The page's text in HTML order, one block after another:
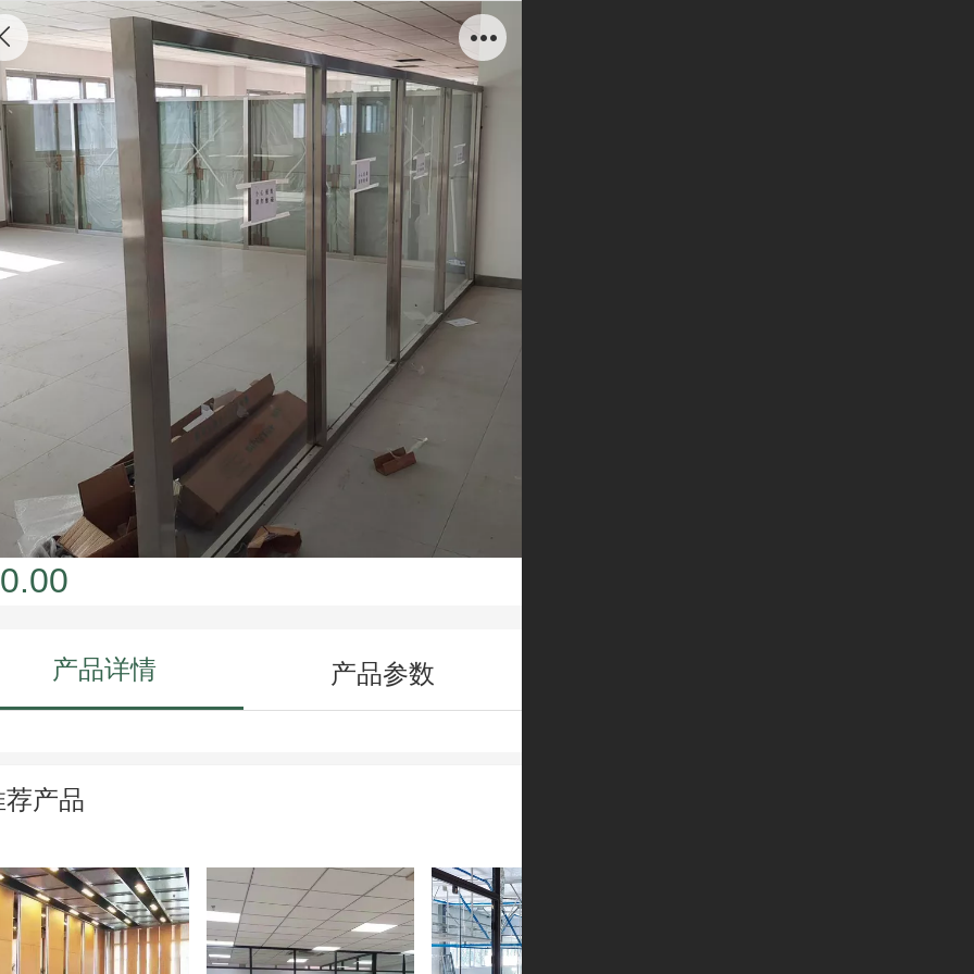
锈钢隔断
产品详情 产品参数
荐产品